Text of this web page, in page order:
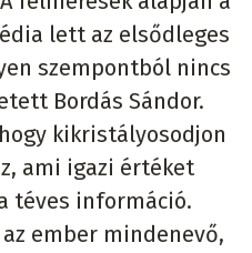
lett az elsődleges
szempontból nincs
Bordás Sándor.
kikristályosodjon
ami igazi értéket
téves információ.
ember mindenevő,